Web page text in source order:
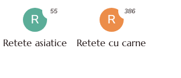
R
Retete asiatice
55
R
Retete cu carne
386